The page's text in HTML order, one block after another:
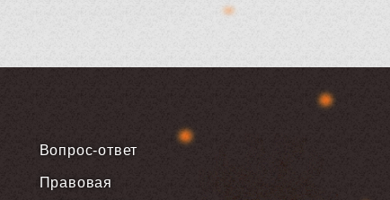
Вопрос-ответ
Правовая